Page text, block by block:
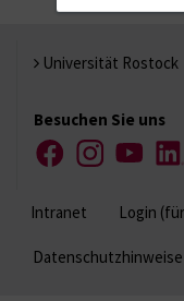
Universität Rostock
Besuchen Sie uns
FacebookInstagramYouTube
Intranet Login
Datenschutzhinweise